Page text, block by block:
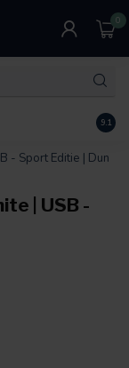
0
30
9.1
- Sport Editie | Dun
| USB -